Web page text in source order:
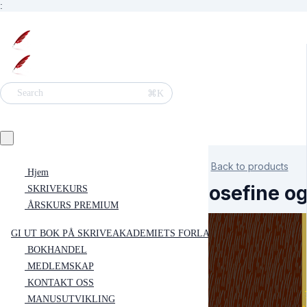
:
Search ⌘K
Hjem
SKRIVEKURS
ÅRSKURS PREMIUM
GI UT BOK PÅ SKRIVEAKADEMIETS FORLAG
BOKHANDEL
MEDLEMSKAP
KONTAKT OSS
MANUSUTVIKLING
Back to products
Josefine